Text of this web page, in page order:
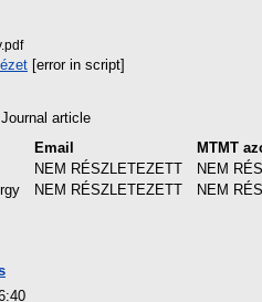
[error in script]
article
Email
MTMT
NEM RÉSZLETEZETT
NEM
NEM RÉSZLETEZETT
NEM